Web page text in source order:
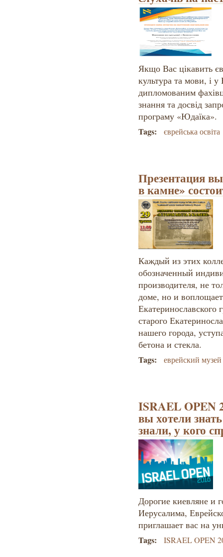
Якщо Вас цікавить
культура та мови, і
дипломованим
знання та досвід
програму «Юдаїка».
Tags: єврейська освіта
Презентация
в камне»
Каждый из этих
обозначенный
производителя, не
доме, но и
Екатеринославского
старого
нашего города,
бетона и стекла.
Tags: еврейский
ISRAEL OPEN
вы хотели
знали, у кого
Дорогие киевляне и
Иерусалима,
приглашает вас на
Tags: ISRAEL OPEN